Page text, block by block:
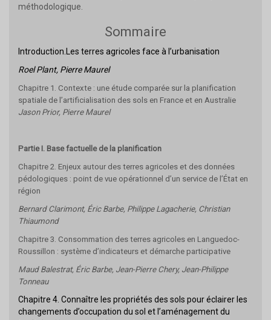
méthodologique.
Sommaire
Introduction.Les terres agricoles face à l’urbanisation
Roel Plant, Pierre Maurel
Chapitre 1. Contexte : une étude comparée sur la planification
spatiale de l’artificialisation des sols en France et en Australie
Jason Prior, Pierre Maurel
Partie I. Base factuelle de la planification
Chapitre 2. Enjeux autour des terres agricoles et des données
pédologiques : point de vue opérationnel d’un service de l’État en
région
Bernard Clarimont, Éric Barbe, Philippe Lagacherie, Christian
Thiaumond
Chapitre 3. Consommation des terres agricoles en Languedoc-
Roussillon : système d’indicateurs et démarche participative
Maud Balestrat, Éric Barbe, Jean-Pierre Chery, Jean-Philippe
Tonneau
Chapitre 4. Connaître les propriétés des sols pour éclairer les
changements d’occupation du sol et l’aménagement du